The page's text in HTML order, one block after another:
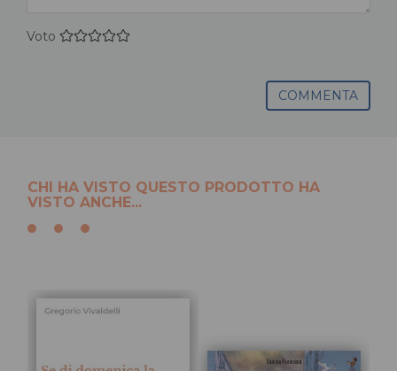
Voto
COMMENTA
CHI HA VISTO QUESTO PRODOTTO HA
VISTO ANCHE...